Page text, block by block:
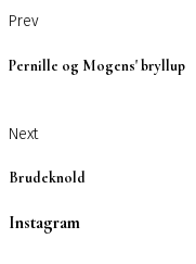
Prev
Pernille og Mogens' bryllup
Next
Brudeknold
Instagram